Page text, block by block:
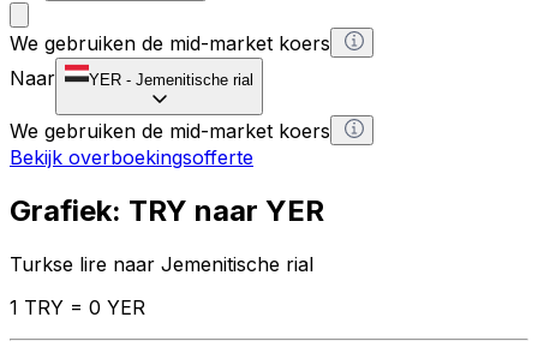
We gebruiken de mid-market koers
Naar
YER - Jemenitische rial
We gebruiken de mid-market koers
Bekijk overboekingsofferte
Grafiek: TRY naar YER
Turkse lire naar Jemenitische rial
1 TRY = 0 YER